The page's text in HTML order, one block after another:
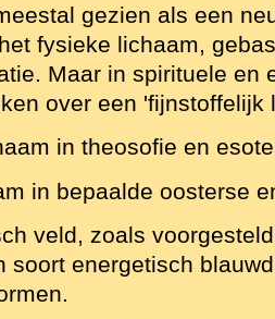
gezien als een
fysieke lichaam,
Maar in spirituele en
over een 'fijnstoffelijk
in theosofie en
in bepaalde oosterse
veld, zoals
soort energetisch